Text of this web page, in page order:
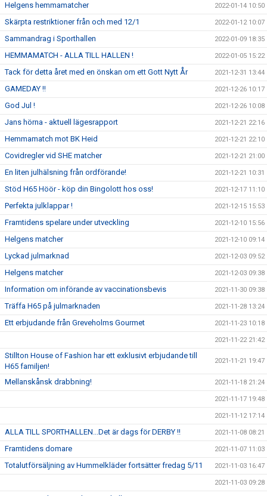
Helgens hemmamatcher 2022-01-14 10:50
Skärpta restriktioner från och med 12/1 2022-01-12 10:07
Sammandrag i Sporthallen 2022-01-09 18:35
HEMMAMATCH - ALLA TILL HALLEN ! 2022-01-05 15:22
Tack för detta året med en önskan om ett Gott Nytt År 2021-12-31 13:44
GAMEDAY !! 2021-12-26 10:17
God Jul ! 2021-12-26 10:08
Jans hörna - aktuell lägesrapport 2021-12-21 22:16
Hemmamatch mot BK Heid 2021-12-21 22:10
Covidregler vid SHE matcher 2021-12-21 21:00
En liten julhälsning från ordförande! 2021-12-21 10:31
Stöd H65 Höör - köp din Bingolott hos oss! 2021-12-17 11:10
Perfekta julklappar ! 2021-12-15 15:53
Framtidens spelare under utveckling 2021-12-10 15:56
Helgens matcher 2021-12-10 09:14
Lyckad julmarknad 2021-12-03 09:52
Helgens matcher 2021-12-03 09:38
Information om införande av vaccinationsbevis 2021-11-30 09:38
Träffa H65 på julmarknaden 2021-11-28 13:24
Ett erbjudande från Greveholms Gourmet 2021-11-23 10:18
2021-11-22 21:42
Stillton House of Fashion har ett exklusivt erbjudande till
H65 familjen!
2021-11-21 19:47
Mellanskånsk drabbning! 2021-11-18 21:24
2021-11-17 19:48
2021-11-12 17:14
ALLA TILL SPORTHALLEN...Det är dags för DERBY !! 2021-11-08 08:21
Framtidens domare 2021-11-07 11:03
Totalutförsäljning av Hummelkläder fortsätter fredag 5/11 2021-11-03 16:47
2021-11-03 09:28